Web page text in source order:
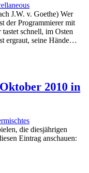
J.W. v. Goethe) Wer
der Programmierer mit
schnell, im Osten
ergraut, seine Hände…
2010 in
die diesjährigen
Eintrag anschauen: